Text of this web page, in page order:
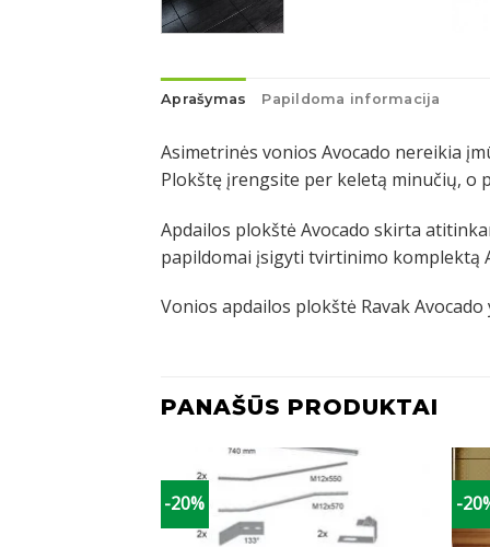
Aprašymas Papildoma informacija
Asimetrinės vonios Avocado nereikia
Plokštę įrengsite per keletą minučių, o
Apdailos plokštė Avocado skirta
papildomai įsigyti tvirtinimo komplektą
Vonios apdailos plokštė Ravak
PANAŠŪS PRODUKTAI
-20% -